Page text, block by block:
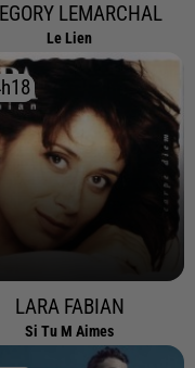
LEMARCHAL
Le Lien
LARA FABIAN
Si Tu M Aimes